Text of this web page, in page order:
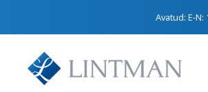
Avatud:E-N: